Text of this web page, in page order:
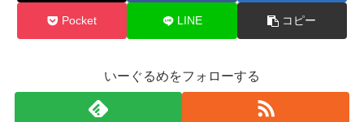
Pocket LINE コピー
いーぐるめをフォローする